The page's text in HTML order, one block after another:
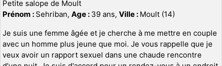
Petite salope de Moult
Prénom : Sehriban, Age : 39 ans, Ville : Moult (14)
Je suis une femme âgée et je cherche à me mettre en couple
avec un homme plus jeune que moi. Je vous rappelle que je
veux avoir un rapport sexuel dans une chaude rencontre